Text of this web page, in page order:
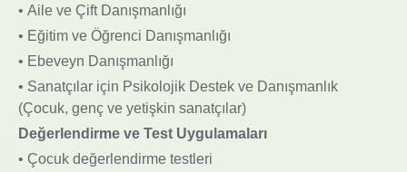
• Aile ve Çift Danışmanlığı
• Eğitim ve Öğrenci Danışmanlığı
• Ebeveyn Danışmanlığı
• Sanatçılar için Psikolojik Destek ve Danışmanlık
(Çocuk, genç ve yetişkin sanatçılar)
Değerlendirme ve Test Uygulamaları
• Çocuk değerlendirme testleri